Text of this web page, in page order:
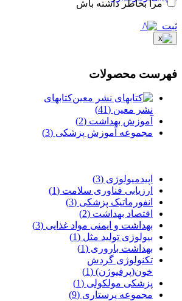
مرا بخاطر داشته باش
ثبت
فهرست محصولات
کتابهای
نشر معین (41)
آموزش بهداشت (2)
مجموعه آموزش پزشکی (3)
اپیدمیولوژی (3)
ارزیابی فناوری سلامت (1)
انفورماتیک پزشکی (3)
اقتصاد بهداشت (2)
بهداشت و ایمنی مواد غذایی (3)
بیولوژی تولید مثل (1)
بهداشت باروری (1)
تکنولوژی گردش
خون(پرفیوژن) (1)
پزشکی مولکولی (1)
مجموعه پرستاری (9)